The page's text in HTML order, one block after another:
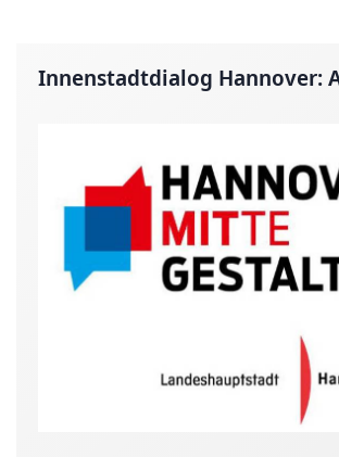
Innenstadtdialog Hannover: